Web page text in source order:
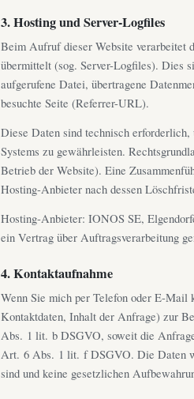
3. Hosting und Server-Logfiles
Beim Aufruf dieser Website verarbeitet
übermittelt (sog. Server-Logfiles). Dies
aufgerufene Datei, übertragene
besuchte Seite (Referrer-URL).
Diese Daten sind technisch
Systems zu gewährleisten.
Betrieb der Website). Eine
Hosting-Anbieter nach dessen
Hosting-Anbieter: IONOS SE,
ein Vertrag über Auftragsverarbeitung
4. Kontaktaufnahme
Wenn Sie mich per Telefon oder E-
Kontaktdaten, Inhalt der Anfrage) zur
Abs. 1 lit. b DSGVO, soweit die
Art. 6 Abs. 1 lit. f DSGVO. Die Daten
sind und keine gesetzlichen